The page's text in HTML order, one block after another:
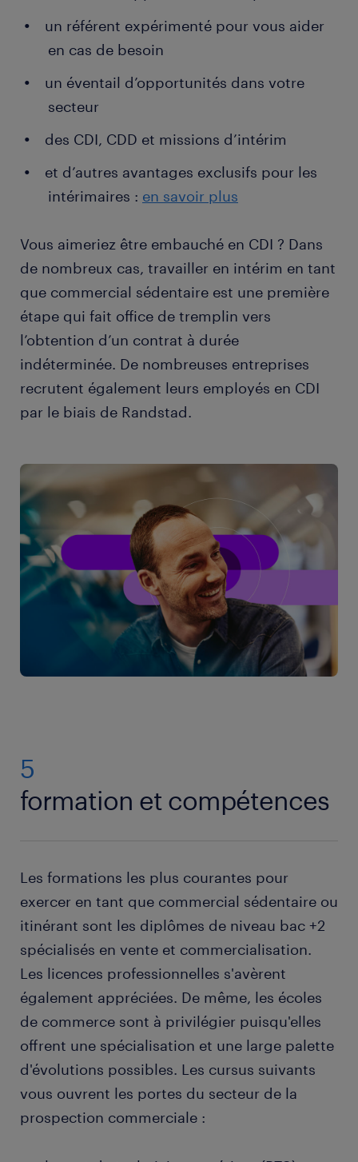
services concernés
l'offre en fonction des besoins, suivi des
éléments de paiement, enquête de satisfaction
le suivi client de long terme dans une démarche
de fidélisation
la réalisation d'études techniques et
un référent expérimenté pour vous aider
en cas de besoin
un éventail d’opportunités dans votre
secteur
des CDI, CDD et missions d’intérim
et d’autres avantages exclusifs pour les
intérimaires : en savoir plus
Vous aimeriez être embauché en CDI ? Dans
de nombreux cas, travailler en intérim en tant
que commercial sédentaire est une première
étape qui fait office de tremplin vers
l’obtention d’un contrat à durée
indéterminée. De nombreuses entreprises
recrutent également leurs employés en CDI
par le biais de Randstad.
5
formation et compétences
Les formations les plus courantes pour
exercer en tant que commercial sédentaire ou
itinérant sont les diplômes de niveau bac +2
spécialisés en vente et commercialisation.
Les licences professionnelles s'avèrent
également appréciées. De même, les écoles
de commerce sont à privilégier puisqu'elles
offrent une spécialisation et une large palette
d'évolutions possibles. Les cursus suivants
vous ouvrent les portes du secteur de la
prospection commerciale :